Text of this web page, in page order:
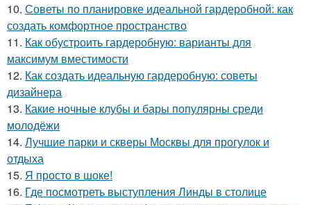
10. Советы по планировке идеальной гардеробной: как
создать комфортное пространство
11. Как обустроить гардеробную: варианты для
максимум вместимости
12. Как создать идеальную гардеробную: советы
дизайнера
13. Какие ночные клубы и бары популярны среди
молодёжи
14. Лучшие парки и скверы Москвы для прогулок и
отдыха
15. Я просто в шоке!
16. Где посмотреть выступления Линды в столице